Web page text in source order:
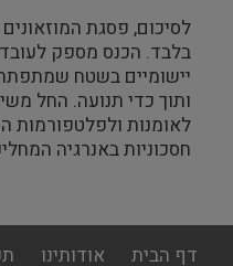
לסיכום, פסגת
בלבד. הכנס מספק
יישומיים בשטח
ותוך כדי תנועה. החל
לאומנות ולפלטפורמות
חסכוניות באנרגיה
footer
דף הבית אודותינו